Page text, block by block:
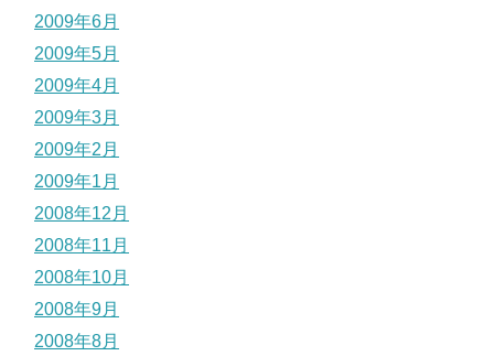
2009年6月
2009年5月
2009年4月
2009年3月
2009年2月
2009年1月
2008年12月
2008年11月
2008年10月
2008年9月
2008年8月